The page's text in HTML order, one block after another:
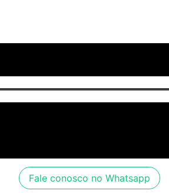
Fale conosco no Whatsapp